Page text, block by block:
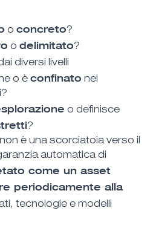
o concreto?
o delimitato?
diversi livelli
o è confinato nei
o definisce
?
è una scorciatoia verso il
automatica di
come un asset
periodicamente alla
tecnologie e modelli